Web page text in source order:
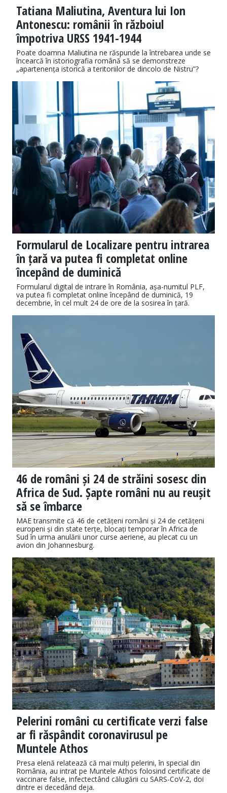
Tatiana Maliutina, Aventura lui Ion
Antonescu: românii în războiul
împotriva URSS 1941-1944
Poate doamna Maliutina ne răspunde la întrebarea unde se
încearcă în istoriografia română să se demonstreze
„apartenența istorică a teritoriilor de dincolo de Nistru”?
Formularul de Localizare pentru intrarea
în țară va putea fi completat online
începând de duminică
Formularul digital de intrare în România, așa-numitul PLF,
va putea fi completat online începând de duminică, 19
decembrie, în cel mult 24 de ore de la sosirea în țară.
46 de români și 24 de străini sosesc din
Africa de Sud. Șapte români nu au reușit
să se îmbarce
MAE transmite că 46 de cetățeni români și 24 de cetățeni
europeni și din state terțe, blocați temporar în Africa de
Sud în urma anulării unor curse aeriene, au plecat cu un
avion din Johannesburg.
Pelerini români cu certificate verzi false
ar fi răspândit coronavirusul pe
Muntele Athos
Presa elenă relatează că mai mulți pelerini, în special din
România, au intrat pe Muntele Athos folosind certificate de
vaccinare false, infectectând călugării cu SARS-CoV-2, doi
dintre ei decedând deja.